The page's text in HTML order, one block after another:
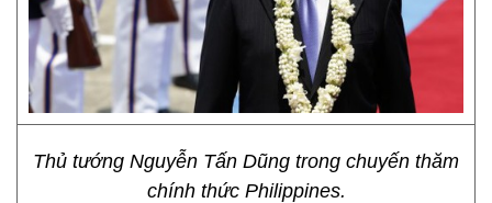
Thủ tướng Nguyễn Tấn Dũng trong chuyến thăm
chính thức Philippines.